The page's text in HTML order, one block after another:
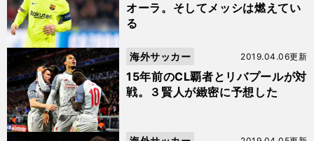
オーラ。そしてメッシは燃えてい
る
15年前のCL覇者とリバプールが対
戦。３賢人が緻密に予想した
2019.04.06更新
海外サッカー